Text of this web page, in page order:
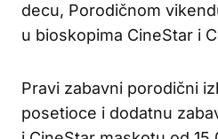
decu, Porodičnom
u bioskopima CineStar i
Pravi zabavni porodični
posetioce i dodatnu